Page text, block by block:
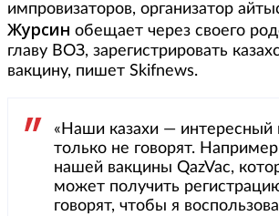
импровизаторов, организатор
Журсин обещает через своего
главу ВОЗ, зарегистрировать
вакцину, пишет Skifnews.
«Наши казахи — интересный
только не говорят.
нашей вакцины QazVac,
может получить
говорят, чтобы я